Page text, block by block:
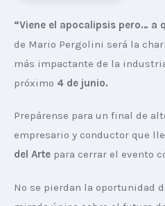
“Viene el apocalipsis pero… a
de Mario Pergolini será la
más impactante de la
próximo 4 de junio.
Prepárense para un final de
empresario y conductor que
del Arte para cerrar el evento
No se pierdan la oportunidad